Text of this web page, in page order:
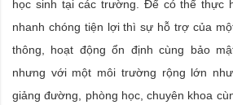
học sinh tại các trường. Để có thể thực
nhanh chóng tiện lợi thì sự hỗ trợ của
thông, hoạt động ổn định cùng bảo
nhưng với một môi trường rộng lớn
giảng đường, phòng học, chuyên khoa